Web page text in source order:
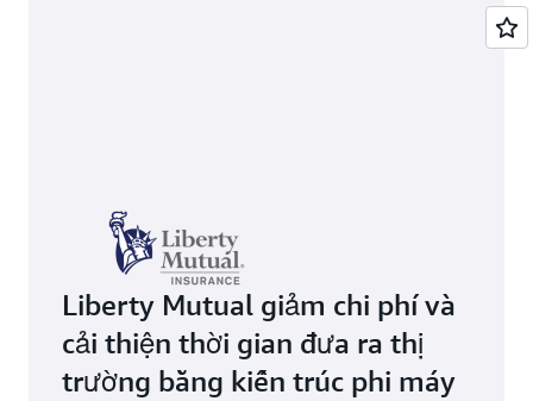
Liberty Mutual giảm chi phí và
cải thiện thời gian đưa ra thị
trường bằng kiến trúc phi máy